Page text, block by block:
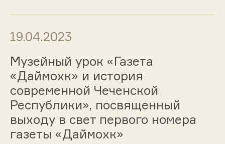
19.04.2023
Музейный урок «Газета
«Даймохк» и история
современной Чеченской
Республики», посвященный
выходу в свет первого номера
газеты «Даймохк»